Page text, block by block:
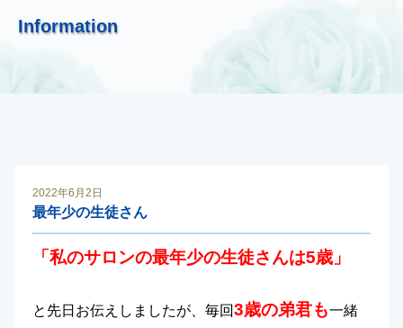
Information
2022年6月2日
最年少の生徒さん
「私のサロンの最年少の生徒さんは5歳」
と先日お伝えしましたが、毎回3歳の弟君も一緒